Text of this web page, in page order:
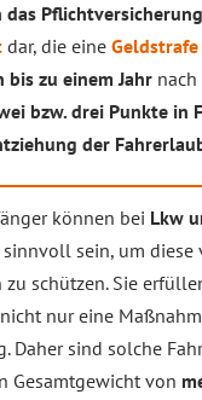
dar, die eine Geldstrafe
bis zu einem Jahr nach
bzw. drei Punkte in
der
können bei Lkw
sinnvoll sein, um diese
zu schützen. Sie
nur eine
Daher sind solche
Gesamtgewicht von